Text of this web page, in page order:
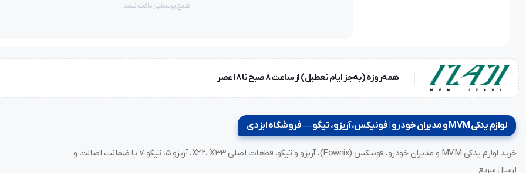
هیچ پرسشی یافت نشد
همه‌روزه (به‌جز ایام تعطیل) از ساعت ۸ صبح تا ۱۸ عصر
لوازم یدکی MVM و مدیران خودرو | فونیکس، آریزو، تیگو — فروشگاه ایزدی
خرید لوازم یدکی MVM و مدیران خودرو، فونیکس (Fownix)، آریزو و تیگو. قطعات اصلی X22، X33، آریزو ۵، تیگو ۷ با ضمانت اصالت و
ارسال سریع.